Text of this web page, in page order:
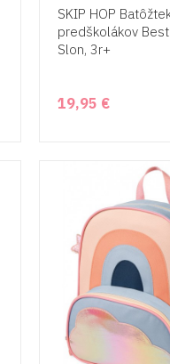
SKIP HOP
predškolákov
Slon, 3r+
19,95 €